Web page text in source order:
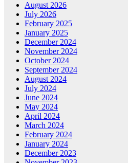
August 2026
July 2026
February 2025
January 2025
December 2024
November 2024
October 2024
September 2024
August 2024
July 2024
June 2024
May 2024
April 2024
March 2024
February 2024
January 2024
December 2023